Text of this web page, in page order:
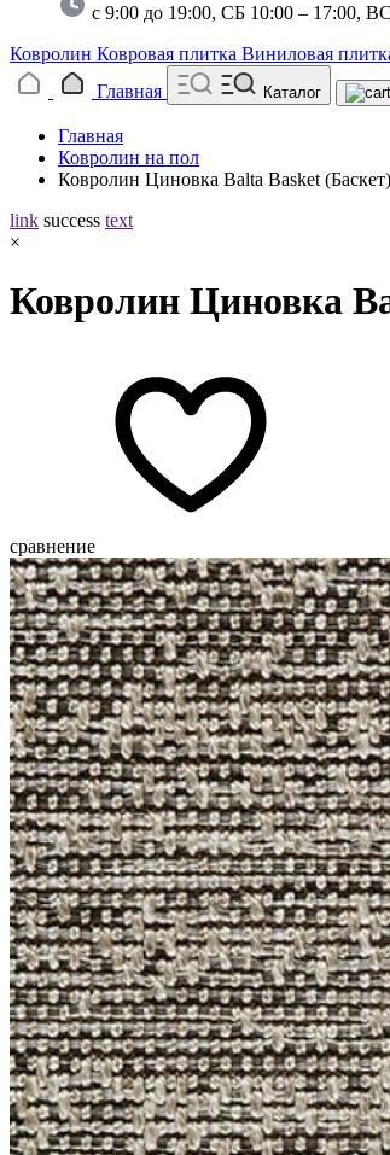
с 9:00 до 19:00, СБ 10:00 – 17:00, ВС
Ковролин Ковровая плитка Виниловая
Главная
Каталог
Главная
Ковролин на пол
Ковролин Циновка Balta Basket
link success text
×
Ковролин Циновка
сравнение